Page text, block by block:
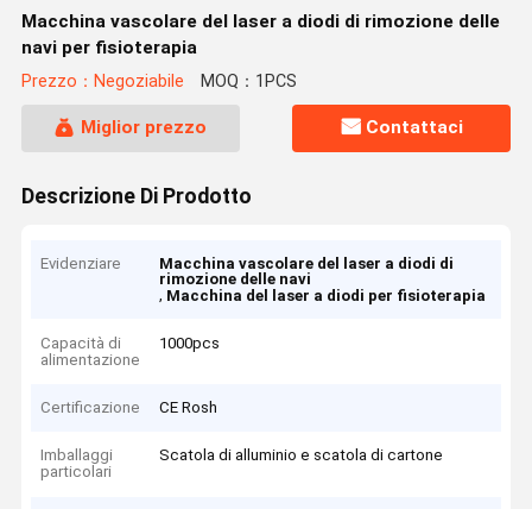
Macchina vascolare del laser a diodi di rimozione delle
navi per fisioterapia
Prezzo：Negoziabile MOQ：1PCS
Miglior prezzo Contattaci
Descrizione Di Prodotto
Evidenziare
Macchina vascolare del laser a diodi di
rimozione delle navi
, Macchina del laser a diodi per fisioterapia
Capacità di
alimentazione
1000pcs
Certificazione CE Rosh
Imballaggi
particolari
Scatola di alluminio e scatola di cartone